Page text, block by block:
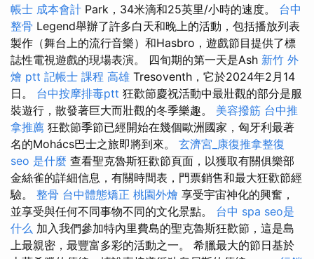
帳士 成本會計 Park，34米滴和25英里/小時的速度。 台中
整骨 Legend舉辦了許多白天和晚上的活動，包括播放列表
製作（舞台上的流行音樂）和Hasbro，遊戲節目提供了標
誌性電視遊戲的現場表演。 四旬期的第一天是Ash 新竹 外
燴 ptt 記帳士 課程 高雄 Tresoventh，它於2024年2月14
日。 台中按摩排毒ptt 狂歡節慶祝活動中最壯觀的部分是服
裝遊行，散發著巨大而壯觀的冬季樂趣。 美容撥筋 台中推
拿推薦 狂歡節季節已經開始在幾個歐洲國家，匈牙利最著
名的Mohács巴士之旅即將到來。 玄濟宮_康復推拿整復
seo 是什麼 查看聖克魯斯狂歡節頁面，以獲取有關俱樂部
金絲雀的詳細信息，有關時間表，門票銷售和最大狂歡節經
驗。 整骨 台中體態矯正 桃園外燴 享受宇宙神化的興奮，
並享受與任何不同事物不同的文化景點。 台中 spa seo是
什么 加入我們參加特內里費島的聖克魯斯狂歡節，這是島
上最親密，最豐富多彩的活動之一。 希臘最大的節日基於